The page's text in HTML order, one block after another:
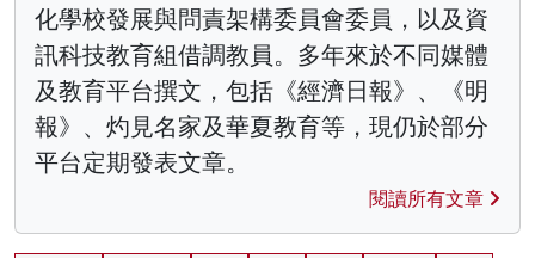
化學校發展與問責架構委員會委員，以及資
訊科技教育組借調教員。多年來於不同媒體
及教育平台撰文，包括《經濟日報》、《明
報》、灼見名家及華夏教育等，現仍於部分
平台定期發表文章。
閱讀所有文章